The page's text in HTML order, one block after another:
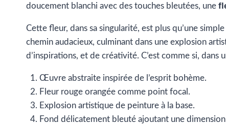
doucement blanchi avec des touches bleutées, une
Cette fleur, dans sa singularité, est plus qu’une
chemin audacieux, culminant dans une explosion
d’inspirations, et de créativité. C’est comme si,
Œuvre abstraite inspirée de l’esprit bohème.
Fleur rouge orangée comme point focal.
Explosion artistique de peinture à la base.
Fond délicatement bleuté ajoutant une